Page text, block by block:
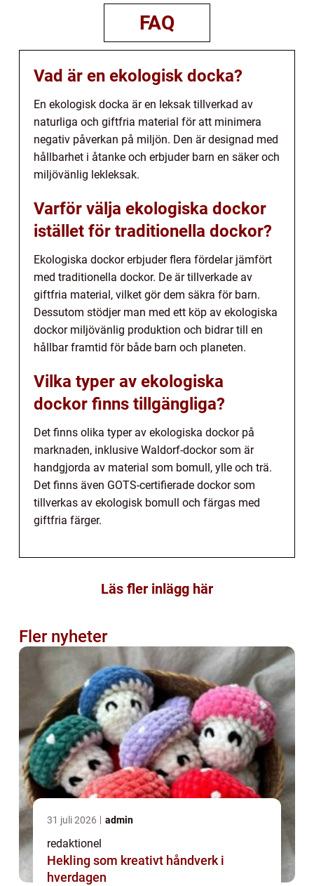
FAQ
Vad är en ekologisk docka?
En ekologisk docka är en leksak tillverkad av
naturliga och giftfria material för att minimera
negativ påverkan på miljön. Den är designad med
hållbarhet i åtanke och erbjuder barn en säker och
miljövänlig lekleksak.
Varför välja ekologiska dockor
istället för traditionella dockor?
Ekologiska dockor erbjuder flera fördelar jämfört
med traditionella dockor. De är tillverkade av
giftfria material, vilket gör dem säkra för barn.
Dessutom stödjer man med ett köp av ekologiska
dockor miljövänlig produktion och bidrar till en
hållbar framtid för både barn och planeten.
Vilka typer av ekologiska
dockor finns tillgängliga?
Det finns olika typer av ekologiska dockor på
marknaden, inklusive Waldorf-dockor som är
handgjorda av material som bomull, ylle och trä.
Det finns även GOTS-certifierade dockor som
tillverkas av ekologisk bomull och färgas med
giftfria färger.
Läs fler inlägg här
Fler nyheter
31 juli 2026 admin
redaktionel
Hekling som kreativt håndverk i
hverdagen